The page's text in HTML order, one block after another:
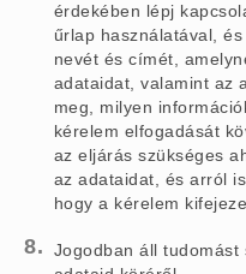
érdekében lépj
űrlap használatával,
nevét és címét,
adataidat, valamint az
meg, milyen
kérelem elfogadását
az eljárás szükséges
az adataidat, és arról
hogy a kérelem
Jogodban áll